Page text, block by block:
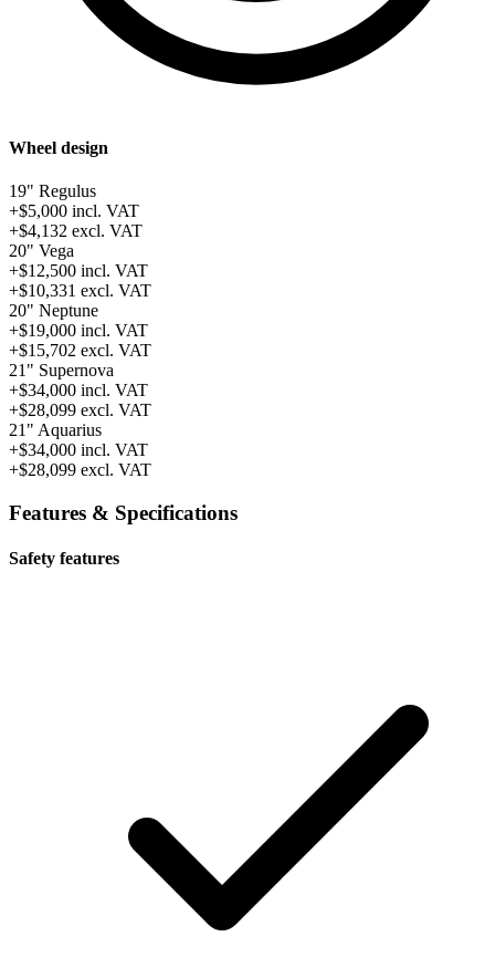
Wheel design
19" Regulus
+$5,000 incl. VAT
+$4,132 excl. VAT
20" Vega
+$12,500 incl. VAT
+$10,331 excl. VAT
20" Neptune
+$19,000 incl. VAT
+$15,702 excl. VAT
21" Supernova
+$34,000 incl. VAT
+$28,099 excl. VAT
21" Aquarius
+$34,000 incl. VAT
+$28,099 excl. VAT
Features & Specifications
Safety features